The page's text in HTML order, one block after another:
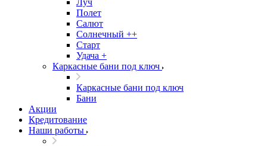
Луч
Полет
Салют
Солнечный ++
Старт
Удача +
Каркасные бани под ключ
Каркасные бани под ключ
Бани
Акции
Кредитование
Наши работы